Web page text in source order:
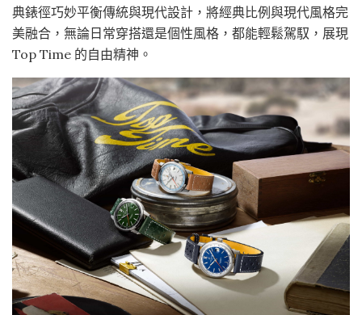
典錶徑巧妙平衡傳統與現代設計，將經典比例與現代風格完
美融合，無論日常穿搭還是個性風格，都能輕鬆駕馭，展現
Top Time 的自由精神。